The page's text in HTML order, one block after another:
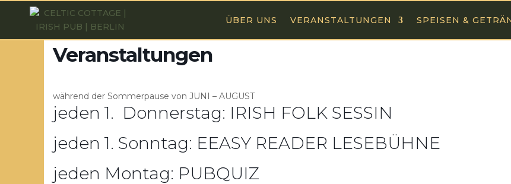
ÜBER UNS VERANSTALTUNGEN SPEISEN &
Veranstaltungen
während der Sommerpause von JUNI – AUGUST
jeden 1. Donnerstag: IRISH FOLK SESSIN
jeden 1. Sonntag: EEASY READER LESEBÜHNE
jeden Montag: PUBQUIZ